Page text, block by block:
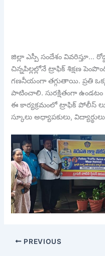
జిల్లా ఎస్పీ సందేశం వివరిస్తూ…
చిన్నపిల్లల్లోనే ట్రాఫిక్ శిక్షణ
గణనీయంగా తగ్గుతాయి. ప్రతి
పాటించాలి. సురక్షితంగా
ఈ కార్యక్రమంలో ట్రాఫిక్ పోలీస్
స్కూలు అధ్యాపకులు,
PREVIOUS